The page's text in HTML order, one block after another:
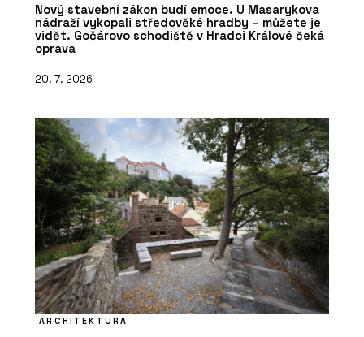
Nový stavební zákon budí emoce. U Masarykova
nádraží vykopali středověké hradby – můžete je
vidět. Gočárovo schodiště v Hradci Králové čeká
oprava
20. 7. 2026
ARCHITEKTURA